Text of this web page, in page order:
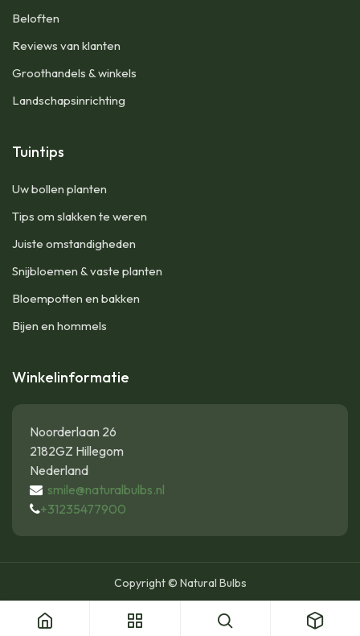
Beloften
Reviews van klanten
Groothandels & winkels
Landschapsinrichting
Tuintips
Uw bollen planten
Tips om slakken te weren
Juiste omstandigheden
Snijbloemen & vaste planten
Bloempotten en bakken
Bijen en hommels
Winkelinformatie
Noorderlaan 26
2182GZ Hillegom
Nederland
smile@naturalbulbs.nl
+31235477900
Copyright © Natural Bulbs